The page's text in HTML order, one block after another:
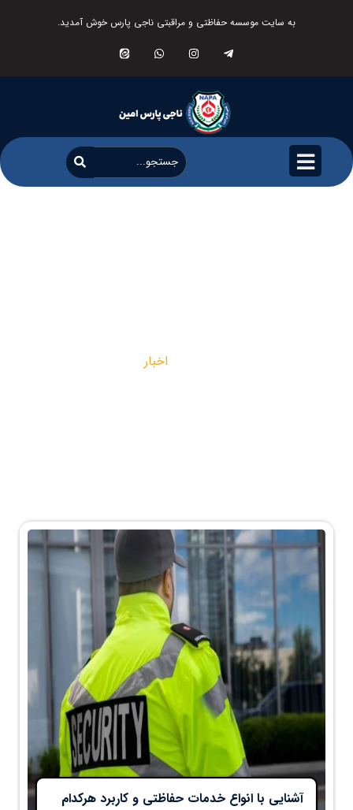
به سایت موسسه حفاظتی و مراقبتی ناجی پارس خوش آمدید.
اخبار
آشنایی با انواع خدمات حفاظتی و کاربرد هرکدام